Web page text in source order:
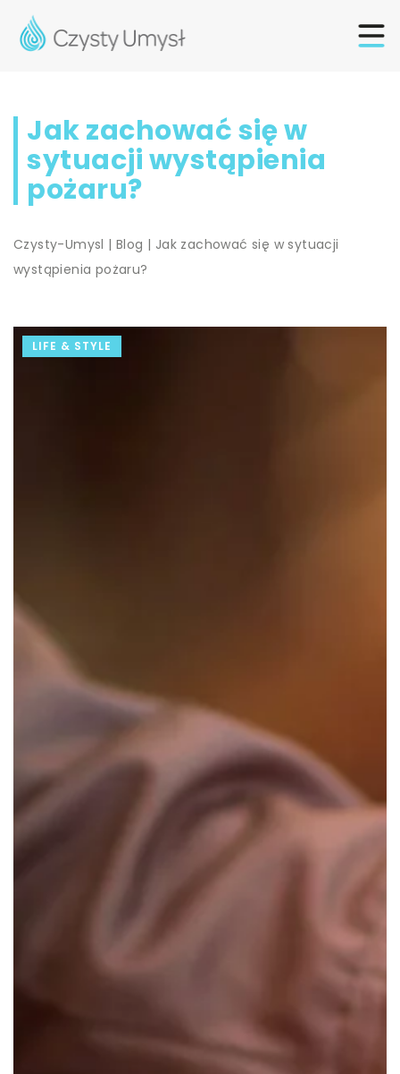
Jak zachować się w
sytuacji wystąpienia
pożaru?
Czysty-Umysl |Blog | Jak zachować się w sytuacji
wystąpienia pożaru?
LIFE & STYLE